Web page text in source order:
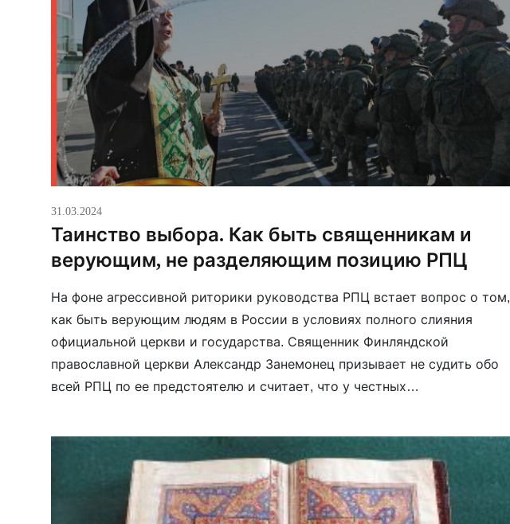
31.03.2024
Таинство выбора. Как быть священникам и
верующим, не разделяющим позицию РПЦ
На фоне агрессивной риторики руководства РПЦ встает вопрос о том,
как быть верующим людям в России в условиях полного слияния
официальной церкви и государства. Священник Финляндской
православной церкви Александр Занемонец призывает не судить обо
всей РПЦ по ее предстоятелю и считает, что у честных